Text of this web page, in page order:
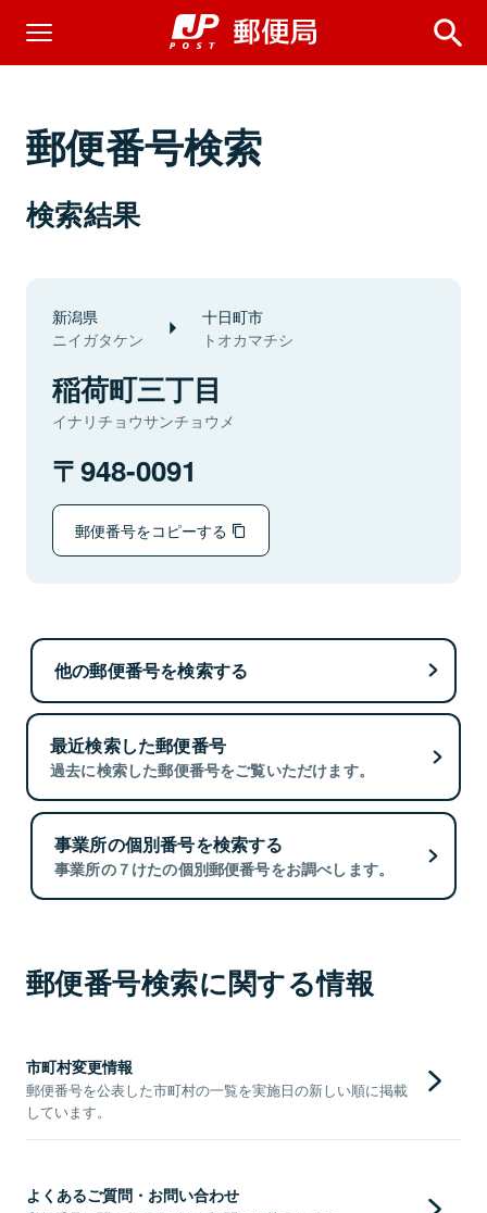
郵便番号検索
検索結果
新潟県
ニイガタケン
十日町市
トオカマチシ
稲荷町三丁目
イナリチョウサンチョウメ
948-0091
郵便番号をコピーする
他の郵便番号を検索する
最近検索した郵便番号
過去に検索した郵便番号をご覧いただけます。
事業所の個別番号を検索する
事業所の７けたの個別郵便番号をお調べします。
郵便番号検索に関する情報
市町村変更情報
郵便番号を公表した市町村の一覧を実施日の新しい順に掲載
しています。
よくあるご質問・お問い合わせ